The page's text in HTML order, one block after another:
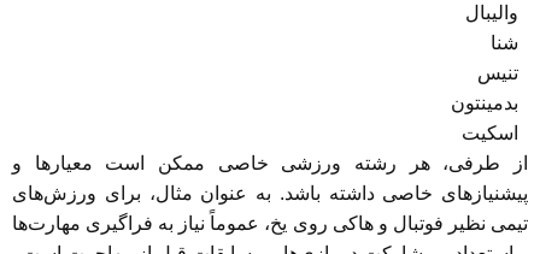
والیبال
شنا
تنیس
بدمینتون
اسکیت
از طرفی، هر رشته ورزشی خاصی ممکن است معیارها و
پیشنیازهای خاصی داشته باشد. به عنوان مثال، برای ورزش‌های
تیمی نظیر فوتبال و هاکی روی یخ، عموماً نیاز به فراگیری مهارت‌ها